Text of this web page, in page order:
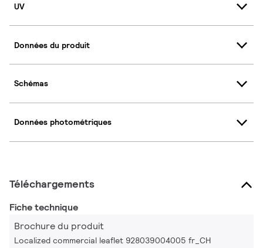
UV
Données du produit
Schémas
Données photométriques
Téléchargements
Fiche technique
Brochure du produit
Localized commercial leaflet 928039004005 fr_CH